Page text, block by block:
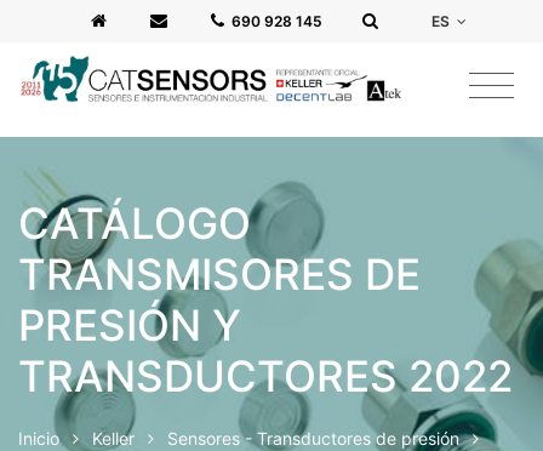
‭690 928 145‬ ES
CATÁLOGO
TRANSMISORES DE
PRESIÓN Y
TRANSDUCTORES 2022
Inicio Keller
Sensores - Transductores de presión